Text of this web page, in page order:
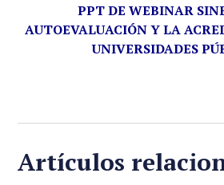
PPT DE WEBINAR
AUTOEVALUACIÓN Y LA
UNIVERSIDADES
Artículos